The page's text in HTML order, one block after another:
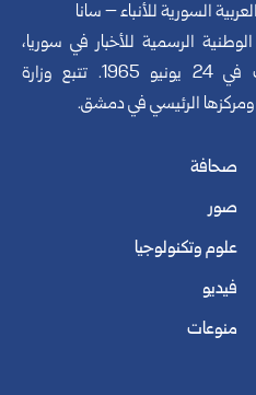
السورية للأنباء – سانا
الوطنية الرسمية للأخبار في سوريا،
تأسست في 24 يونيو 1965. تتبع وزارة
ومركزها الرئيسي في دمشق.
صحافة
صور
علوم وتكنولوجيا
فيديو
منوعات